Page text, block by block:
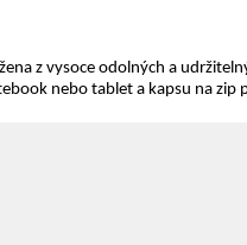
z vysoce odolných a
nebo tablet a kapsu na zip